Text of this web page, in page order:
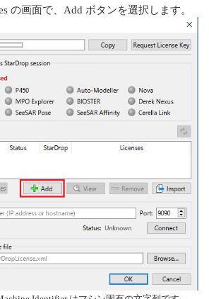
の画面で、Add ボタンを選択します。